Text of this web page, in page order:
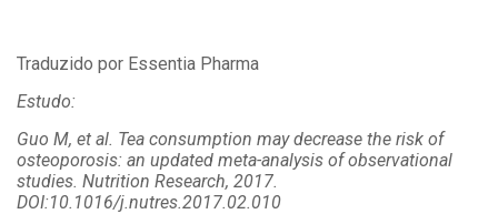
Traduzido por Essentia Pharma
Estudo:
Guo M, et al. Tea consumption may decrease the risk of
osteoporosis: an updated meta-analysis of observational
studies. Nutrition Research, 2017.
DOI:10.1016/j.nutres.2017.02.010